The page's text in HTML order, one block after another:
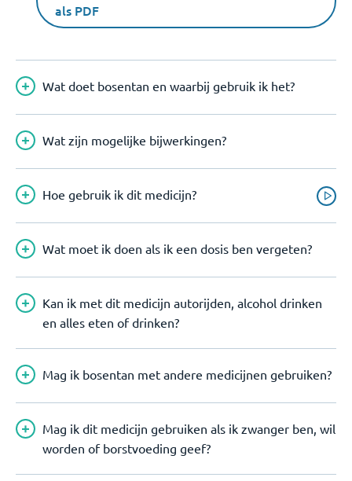
als PDF
Wat doet bosentan en waarbij gebruik ik het?
Wat zijn mogelijke bijwerkingen?
Hoe gebruik ik dit medicijn?
Wat moet ik doen als ik een dosis ben vergeten?
Kan ik met dit medicijn autorijden, alcohol drinken
en alles eten of drinken?
Mag ik bosentan met andere medicijnen gebruiken?
Mag ik dit medicijn gebruiken als ik zwanger ben, wil
worden of borstvoeding geef?